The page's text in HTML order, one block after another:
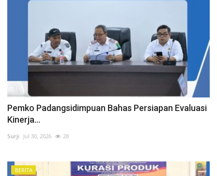
Pemko Padangsidimpuan Bahas Persiapan Evaluasi
Kinerja...
Surji Jul 30, 2026 28
BERITA